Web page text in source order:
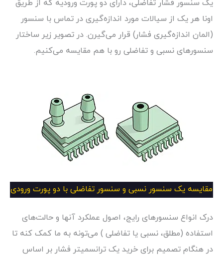
یک سنسور فشار تفاضلی، دارای دو پورت ورودیه که از طریق
اونا هر یک از سیالات مورد اندازه‌گیری در تماس با سنسور
(المان اندازه‌گیری فشار) قرار می‌گیرن. در تصویر زیر ساختار
سنسورهای نسبی و تفاضلی رو با هم مقایسه می‌کنیم.
مقایسه یک سنسور نسبی و سنسور تفاضلی با دو پورت ورودی
درک انواع سنسورهای رایج، اصول عملکرد آنها و حالت‌های
استفاده (مطلق، نسبی یا تفاضلی ) می‌تونه به ما کمک کنه تا
در هنگام تصمیم برای خرید یک ترانسمیتر فشار بر اساس